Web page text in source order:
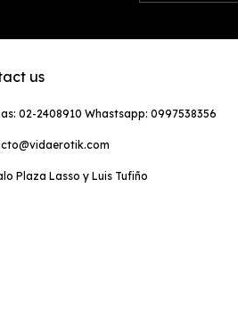
us
02-2408910 Whastsapp: 0997538356
Plaza Lasso y Luis Tufiño